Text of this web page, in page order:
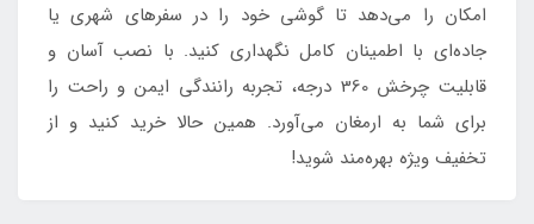
امکان را می‌دهد تا گوشی خود را در سفرهای شهری یا
جاده‌ای با اطمینان کامل نگهداری کنید. با نصب آسان و
قابلیت چرخش 360 درجه، تجربه رانندگی ایمن و راحت را
برای شما به ارمغان می‌آورد. همین حالا خرید کنید و از
تخفیف ویژه بهره‌مند شوید!